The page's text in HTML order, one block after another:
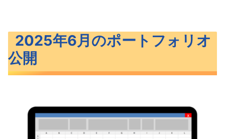
2025年6月のポートフォリオ
公開